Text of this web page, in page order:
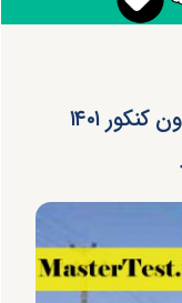
اعلام جزئیات پذیرش ارشد بدون کنکور ۱۴۰۱